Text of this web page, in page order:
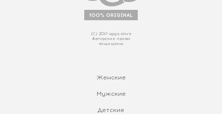
100% ORIGINAL
(С) 2017 uggs.store
Авторские права
защищены
Женские
Мужские
Детские